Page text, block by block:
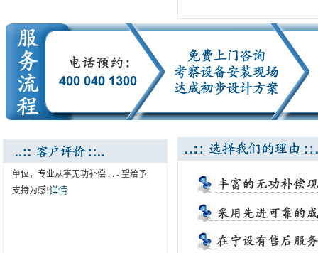
南京哈世科技有限公司为我协会会员
单位，专业从事无功补偿 . . - 望给予
支持为感!详情